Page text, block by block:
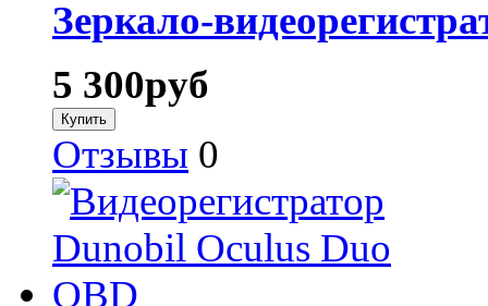
Зеркало-
5 300руб
Отзывы 0